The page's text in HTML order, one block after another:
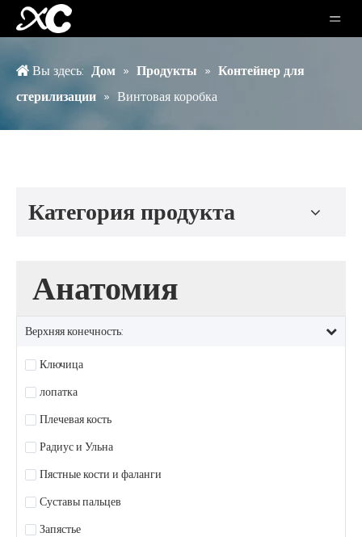
Вы здесь: Дом » Продукты » Контейнер для
стерилизации » Винтовая коробка
Категория продукта
Анатомия
Верхняя конечность:
Ключица
лопатка
Плечевая кость
Радиус и Ульна
Пястные кости и фаланги
Суставы пальцев
Запястье